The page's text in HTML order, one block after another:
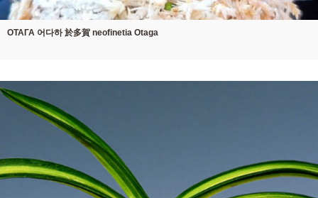
ОТАГА 어다하 於多賀 neofinetia Otaga